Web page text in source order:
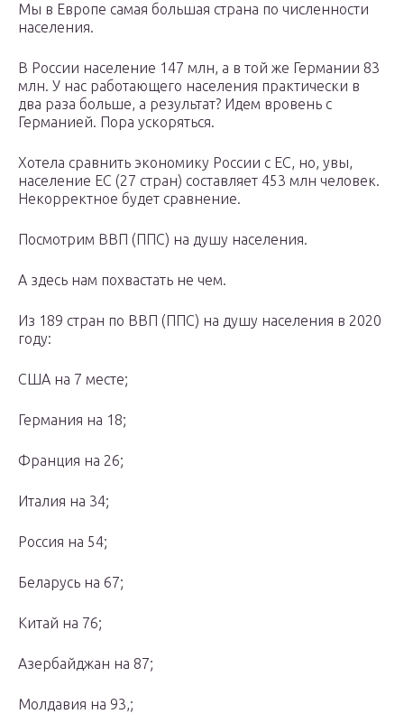
Мы в Европе самая большая страна по численности
населения.
В России население 147 млн, а в той же Германии 83
млн. У нас работающего населения практически в
два раза больше, а результат? Идем вровень с
Германией. Пора ускоряться.
Хотела сравнить экономику России с ЕС, но, увы,
население ЕС (27 стран) составляет 453 млн человек.
Некорректное будет сравнение.
Посмотрим ВВП (ППС) на душу населения.
А здесь нам похвастать не чем.
Из 189 стран по ВВП (ППС) на душу населения в 2020
году:
США на 7 месте;
Германия на 18;
Франция на 26;
Италия на 34;
Россия на 54;
Беларусь на 67;
Китай на 76;
Азербайджан на 87;
Молдавия на 93,;